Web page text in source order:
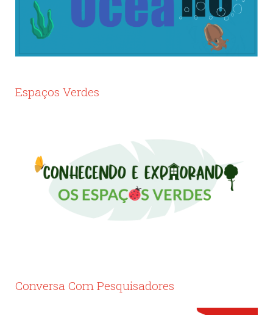
Espaços Verdes
Conversa Com Pesquisadores